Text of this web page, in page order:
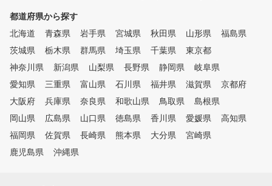
都道府県から探す
北海道
青森県 岩手県 宮城県 秋田県 山形県
福島県
茨城県
栃木県 群馬県 埼玉県 千葉県
東京都
神奈川県
新潟県 山梨県 長野県 静岡県
岐阜県
愛知県
三重県 富山県 石川県 福井県 滋賀県
京都府
大阪府
兵庫県 奈良県 和歌山県 鳥取県
島根県
岡山県
広島県 山口県 徳島県 香川県 愛媛県
高知県
福岡県
佐賀県 長崎県 熊本県 大分県
宮崎県
鹿児島県
沖縄県